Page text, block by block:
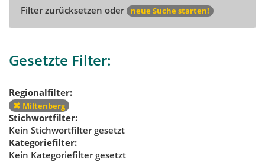
Filter zurücksetzen oder neue Suche starten!
Gesetzte Filter:
Regionalfilter:
Miltenberg
Stichwortfilter:
Kein Stichwortfilter gesetzt
Kategoriefilter:
Kein Kategoriefilter gesetzt